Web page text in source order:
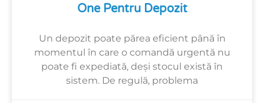
One Pentru Depozit
Un depozit poate părea eficient până în
momentul în care o comandă urgentă nu
poate fi expediată, deși stocul există în
sistem. De regulă, problema